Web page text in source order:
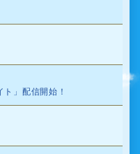
」配信開始！